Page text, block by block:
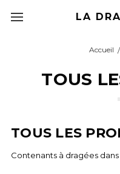
LA
Accueil
TOUS
TOUS LES
Contenants à dragées